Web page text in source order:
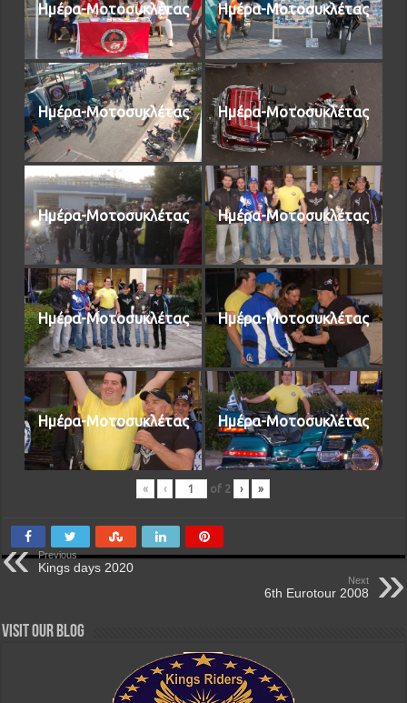
Ημέρα-Μοτοσυκλέτας Ημέρα-Μοτοσυκλέτας
Ημέρα-Μοτοσυκλέτας Ημέρα-Μοτοσυκλέτας
Ημέρα-Μοτοσυκλέτας Ημέρα-Μοτοσυκλέτας
Ημέρα-Μοτοσυκλέτας Ημέρα-Μοτοσυκλέτας
Ημέρα-Μοτοσυκλέτας Ημέρα-Μοτοσυκλέτας
« ‹ of 2 › »
Previous
Kings days 2020
Next
6th Eurotour 2008
Visit our Blog